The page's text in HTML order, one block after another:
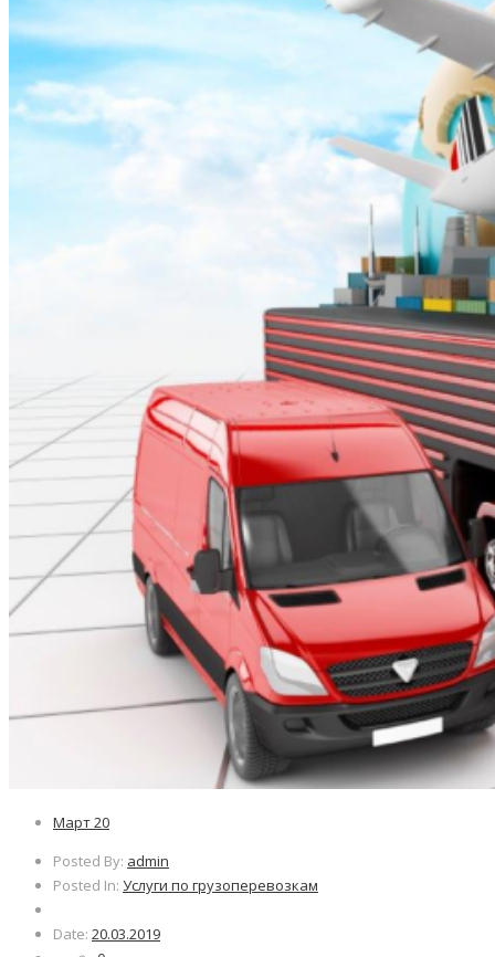
Март20
Posted By: admin
Posted In: Услуги по грузоперевозкам
Date: 20.03.2019